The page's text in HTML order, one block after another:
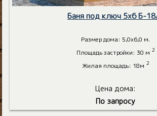
Баня под ключ 5х6 Б-
Размер дома: 5,0х6,0 м.
Площадь застройки: 30 м 2
Жилая площадь: 18м 2
Цена дома:
По запросу